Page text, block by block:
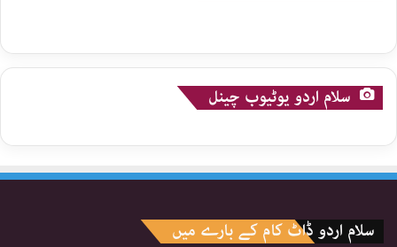
سلام اردو یوٹیوب چینل
سلام اردو ڈاٹ کام کے بارے میں